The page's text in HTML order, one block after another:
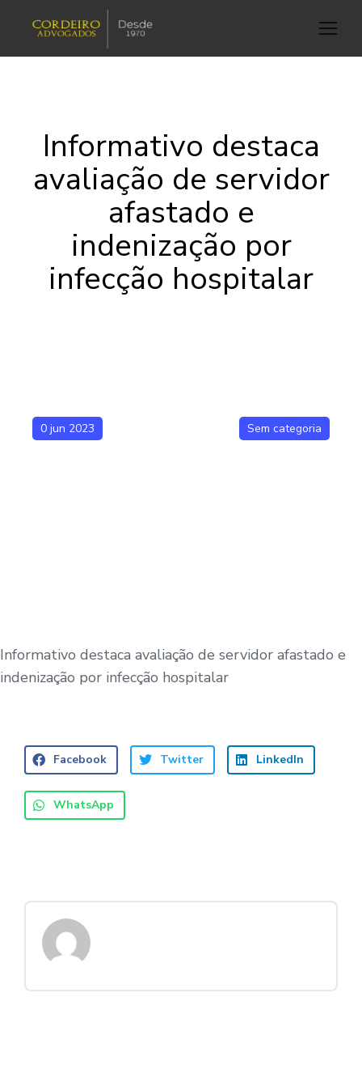
Informativo destaca
avaliação de servidor
afastado e
indenização por
infecção hospitalar
0 jun 2023 Sem categoria
Informativo destaca avaliação de servidor afastado e
indenização por infecção hospitalar
Facebook Twitter LinkedIn
WhatsApp